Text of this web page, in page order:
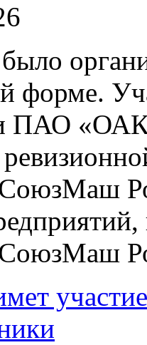
форме.
ПАО
СоюзМаш
СоюзМаш